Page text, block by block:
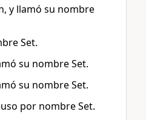
y llamó su nombre
Set.
su nombre Set.
su nombre Set.
por nombre Set.